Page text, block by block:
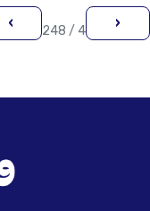
‹
4 / 248
›